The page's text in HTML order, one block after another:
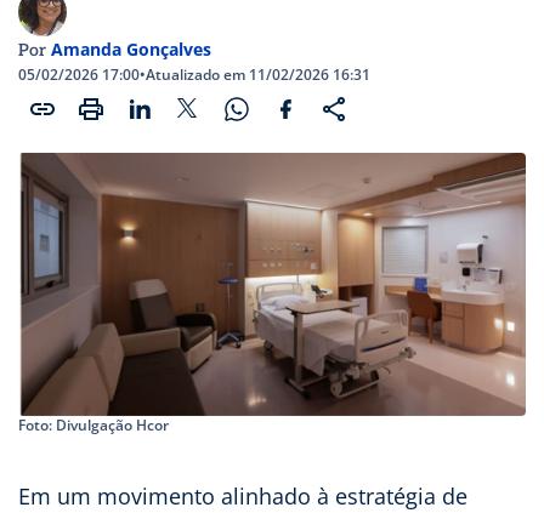
Por Amanda Gonçalves
05/02/2026 17:00•Atualizado em 11/02/2026 16:31
Foto: Divulgação Hcor
Em um movimento alinhado à estratégia de